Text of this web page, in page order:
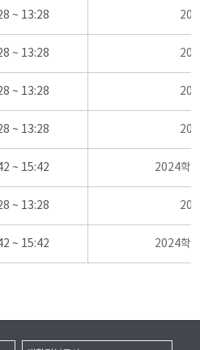
~ 13:28
~ 13:28
~ 13:28
~ 13:28
~ 15:42 2024학
~ 13:28
~ 15:42 2024학